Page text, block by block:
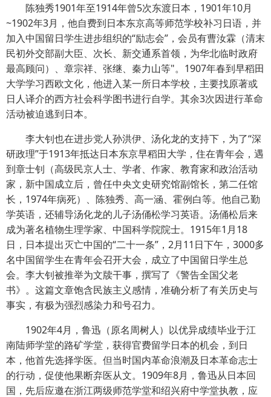
陈独秀1901年至1914年曾5次东渡日本，1901年10月
~1902年3月，他自费到日本东京高等师范学校补习日语，并
加入中国留日学生进步组织的“励志会”，会员有曹汝霖（清末
民初外交部副大臣、次长、新交通系首领，为华北临时政府
最高顾问）、章宗祥、张继、秦力山等"。1907年春到早稻田
大学学习西欧文化，他进入某一所日本学校，主要找原著或
日人译介的西方社会科学图书进行自学。其余3次因进行革命
活动被迫逃到日本。
李大钊也在进步党人孙洪伊、汤化龙的支持下，为了“深
研政理”于1913年抵达日本东京早稻田大学，住在青年会，遇
到章士钊（高级民京人士、学者、作家、教育家和政治活动
家，新中国成立后，曾任中央文史研究馆副馆长，第二任馆
长，1974年病死）、陈独秀、高一涵、霍例白等。他自己勤
学英语，还辅导汤化龙的儿子汤俑松学习英语。汤俑松后来
成为著名植物生理学家、中国科学院院士。1915年1月18
日，日本提出灭亡中国的“二十一条”，2月11日下午，3000多
名中国留学生在青年会召开大会，成立了中国留日学生总
会。李大钊被推举为文牍干事，撰写了《警告全国父老
书》。这篇文章饱含民族主义感情，准确分析了有关历史与
事实，有极为强烈感染力和号召力。
1902年4月，鲁迅（原名周树人）以优异成绩毕业于江
南陆师学堂的路矿学堂，获得官费留学日本的机会，到日
本，他首先选择学医。但当时国内革命浪潮及日本革命志士
的行动，促使他果断弃医从文。1909年8月，鲁迅从日本回
国，先后应邀在浙江两级师范学堂和绍兴府中学堂执教，应